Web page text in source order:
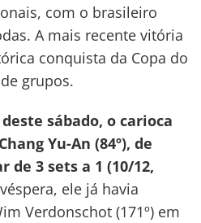
com o brasileiro
A mais recente vitória
conquista da Copa do
grupos.
sábado, o carioca
Yu-An (84º), de
de 3 sets a 1 (10/12,
ele já havia
Verdonschot (171º) em